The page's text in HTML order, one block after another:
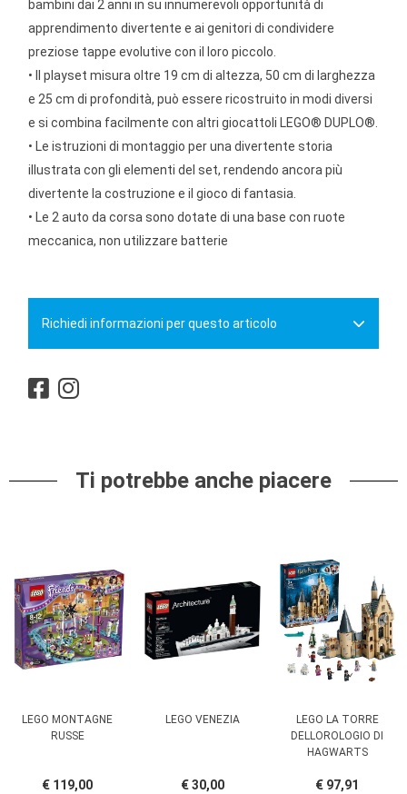
bambini dai 2 anni in su innumerevoli opportunità di
apprendimento divertente e ai genitori di condividere
preziose tappe evolutive con il loro piccolo.
• Il playset misura oltre 19 cm di altezza, 50 cm di larghezza
e 25 cm di profondità, può essere ricostruito in modi diversi
e si combina facilmente con altri giocattoli LEGO® DUPLO®.
• Le istruzioni di montaggio per una divertente storia
illustrata con gli elementi del set, rendendo ancora più
divertente la costruzione e il gioco di fantasia.
• Le 2 auto da corsa sono dotate di una base con ruote
meccanica, non utilizzare batterie
Richiedi informazioni per questo articolo
Ti potrebbe anche piacere
LEGO MONTAGNE
RUSSE
€ 119,00
LEGO VENEZIA
€ 30,00
LEGO LA TORRE
DELLOROLOGIO DI
HAGWARTS
€ 97,91